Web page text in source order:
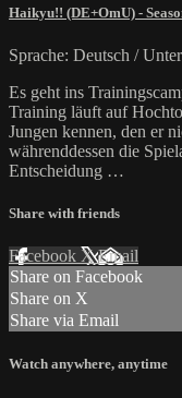
Haikyu!! (DE+OmU) -
Sprache: Deutsch /
Es geht ins
Training läuft auf
Jungen kennen, den er
währenddessen die
Entscheidung …
Share with friends
Facebook XEmail
Share on Facebook
Share on X
Share via Email
Watch anywhere, anytime